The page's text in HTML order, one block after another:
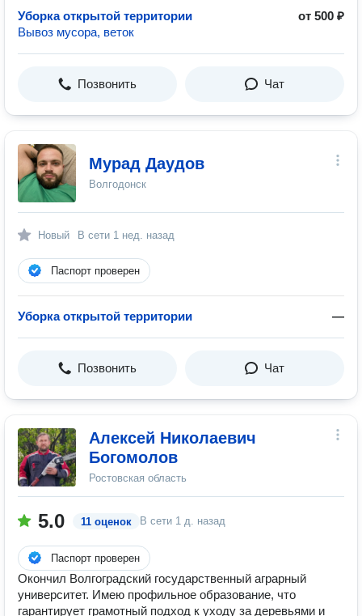
Уборка открытой территории
от 500 ₽
Вывоз мусора, веток
Позвонить Чат
Мурад Даудов
Волгодонск
Новый В сети 1 нед. назад
Паспорт проверен
Уборка открытой территории —
Позвонить Чат
Алексей Николаевич
Богомолов
Ростовская область
5.0 11 оценок В сети 1 д. назад
Паспорт проверен
Окончил Волгоградский государственный аграрный
университет. Имею профильное образование, что
гарантирует грамотный подход к уходу за деревьями и